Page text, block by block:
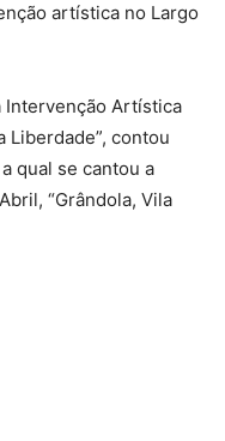
artística no Largo
Intervenção Artística
Liberdade”, contou
qual se cantou a
“Grândola, Vila